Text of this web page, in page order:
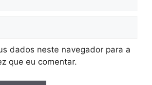
dados neste navegador para a
que eu comentar.